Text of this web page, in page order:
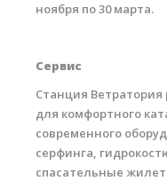
Прокат
ноября по 30 марта.
Сервис
Станция
для комфортного
современного
серфинга,
спасательные